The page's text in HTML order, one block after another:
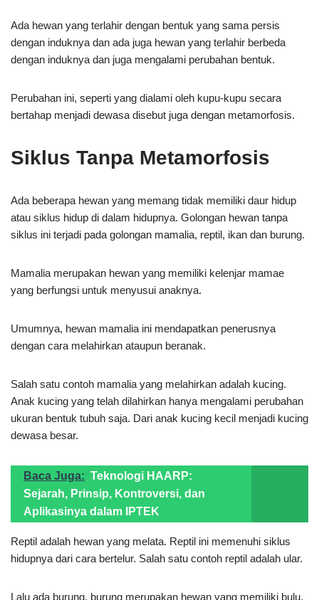
Ada hewan yang terlahir dengan bentuk yang sama persis
dengan induknya dan ada juga hewan yang terlahir berbeda
dengan induknya dan juga mengalami perubahan bentuk.
Perubahan ini, seperti yang dialami oleh kupu-kupu secara
bertahap menjadi dewasa disebut juga dengan metamorfosis.
Siklus Tanpa Metamorfosis
Ada beberapa hewan yang memang tidak memiliki daur hidup
atau siklus hidup di dalam hidupnya. Golongan hewan tanpa
siklus ini terjadi pada golongan mamalia, reptil, ikan dan burung.
Mamalia merupakan hewan yang memiliki kelenjar mamae
yang berfungsi untuk menyusui anaknya.
Umumnya, hewan mamalia ini mendapatkan penerusnya
dengan cara melahirkan ataupun beranak.
Salah satu contoh mamalia yang melahirkan adalah kucing.
Anak kucing yang telah dilahirkan hanya mengalami perubahan
ukuran bentuk tubuh saja. Dari anak kucing kecil menjadi kucing
dewasa besar.
Baca Juga: Teknologi HAARP:
Sejarah, Prinsip, Kontroversi, dan
Aplikasinya dalam IPTEK
Reptil adalah hewan yang melata. Reptil ini memenuhi siklus
hidupnya dari cara bertelur. Salah satu contoh reptil adalah ular.
Lalu ada burung, burung merupakan hewan yang memiliki bulu,